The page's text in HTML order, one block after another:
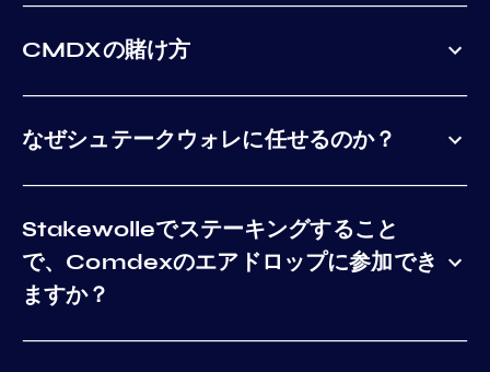
CMDXの賭け方
なぜシュテークウォレに任せるのか？
Stakewolleでステーキングすること
で、Comdexのエアドロップに参加でき
ますか？